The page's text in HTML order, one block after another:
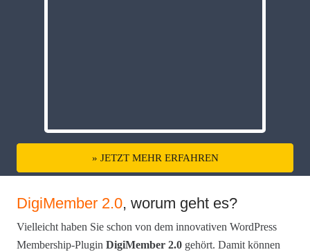
» JETZT MEHR ERFAHREN
DigiMember 2.0, worum geht es?
Vielleicht haben Sie schon von dem innovativen WordPress
Membership-Plugin DigiMember 2.0 gehört. Damit können